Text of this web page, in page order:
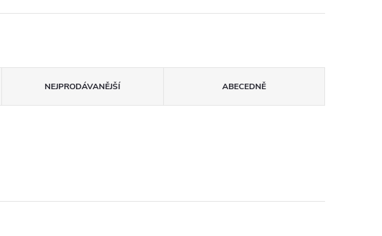
NEJPRODÁVANĚJŠÍ ABECEDNĚ